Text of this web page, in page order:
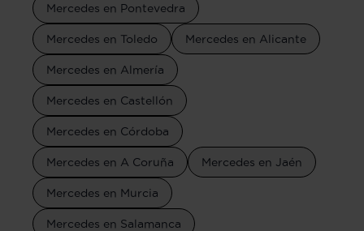
Mercedes en Pontevedra
Mercedes en Toledo Mercedes en Alicante
Mercedes en Almería
Mercedes en Castellón
Mercedes en Córdoba
Mercedes en A Coruña Mercedes en Jaén
Mercedes en Murcia
Mercedes en Salamanca